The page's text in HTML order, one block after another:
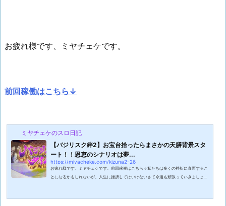
お疲れ様です、ミヤチェケです。
前回稼働はこちら↓
ミヤチェケのスロ日記
【バジリスク絆2】お宝台拾ったらまさかの天膳背景スタ
ート！！恩恵のシナリオは夢...
https://miyacheke.com/kizuna2-26
お疲れ様です、ミヤチェケです。前回稼働はこちら↓私たちは多くの挫折に直面するこ
とになるかもしれないが、人生に挫折してはいけないさて今週も頑張っていきましょ